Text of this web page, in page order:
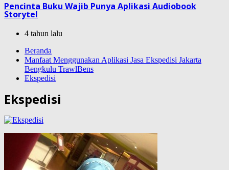
Pencinta Buku Wajib Punya Aplikasi Audiobook
Storytel
4 tahun lalu
Beranda
Manfaat Menggunakan Aplikasi Jasa Ekspedisi Jakarta
Bengkulu TrawlBens
Ekspedisi
Ekspedisi